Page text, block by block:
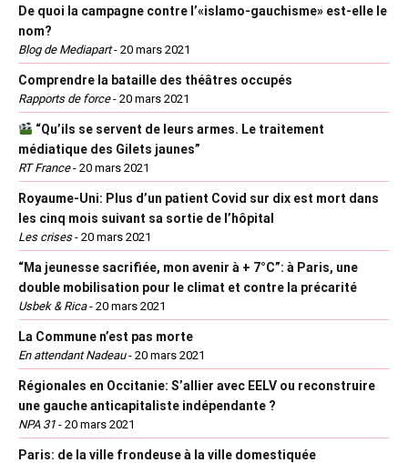
De quoi la campagne contre l’«islamo-gauchisme» est-elle le
nom?
Blog de Mediapart- 20 mars 2021
Comprendre la bataille des théâtres occupés
Rapports de force- 20 mars 2021
“Qu’ils se servent de leurs armes. Le traitement
médiatique des Gilets jaunes”
RT France- 20 mars 2021
Royaume-Uni: Plus d’un patient Covid sur dix est mort dans
les cinq mois suivant sa sortie de l’hôpital
Les crises- 20 mars 2021
“Ma jeunesse sacrifiée, mon avenir à + 7°C”: à Paris, une
double mobilisation pour le climat et contre la précarité
Usbek & Rica- 20 mars 2021
La Commune n’est pas morte
En attendant Nadeau- 20 mars 2021
Régionales en Occitanie: S’allier avec EELV ou reconstruire
une gauche anticapitaliste indépendante ?
NPA 31 - 20 mars 2021
Paris: de la ville frondeuse à la ville domestiquée